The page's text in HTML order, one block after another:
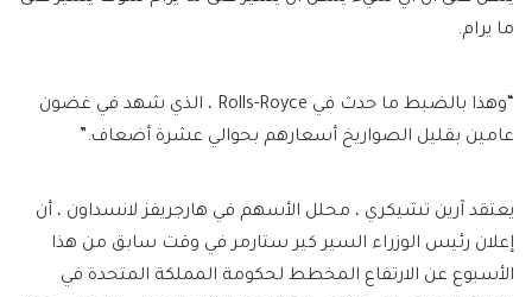
ما يرام.
“وهذا بالضبط ما حدث في Rolls-Royce ، الذي شهد في غضون
عامين بقليل الصواريخ أسعارهم بحوالي عشرة أضعاف.”
يعتقد آرين تشيكري ، محلل الأسهم في هارجريفز لانسداون ، أن
إعلان رئيس الوزراء السير كير ستارمر في وقت سابق من هذا
الأسبوع عن الارتفاع المخطط لحكومة المملكة المتحدة في